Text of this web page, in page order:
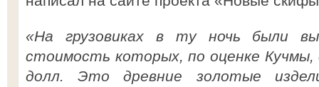
«На грузовиках в ту ночь были
стоимость которых, по оценке
долл. Это древние золотые